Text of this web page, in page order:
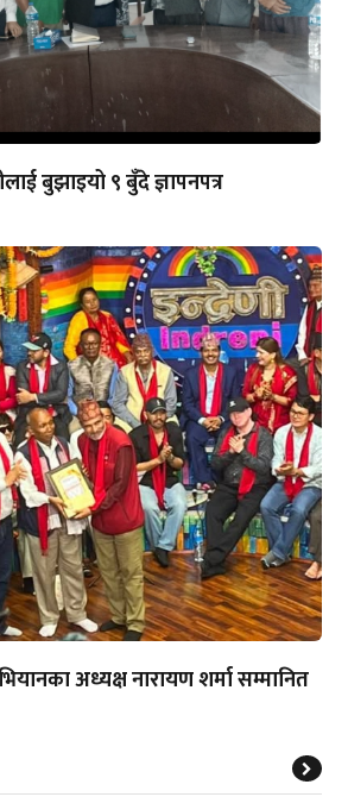
बुझाइयो ९ बुँदे ज्ञापनपत्र
अध्यक्ष नारायण शर्मा सम्मानित